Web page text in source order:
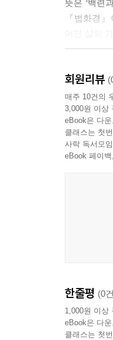
뜻은 ‘백련
『법화경
오직 자유와
‘고해(苦海
존재인지
지니고 있
전해주었다
이 경전에
그것이다.
나아가는
회원리뷰
매주 10건의
3,000원 이상
eBook은 다
클래스는 첫
사락 독서모
eBook 페이
한줄평 (0
1,000원 이상
eBook은 다
클래스는 첫